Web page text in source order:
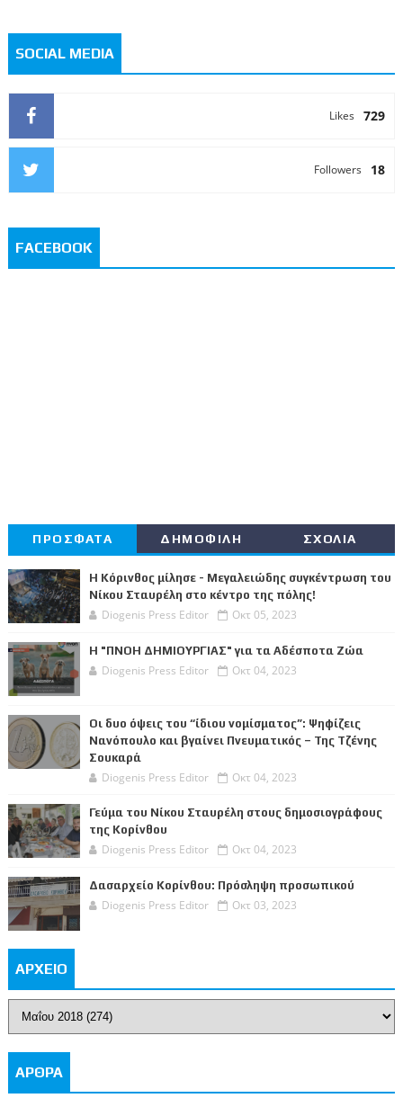
SOCIAL MEDIA
729
Likes
18
Followers
FACEBOOK
ΠΡΟΣΦΑΤΑ ΔΗΜΟΦΙΛΗ ΣΧΟΛΙΑ
Η Κόρινθος μίλησε - Μεγαλειώδης συγκέντρωση του
Νίκου Σταυρέλη στο κέντρο της πόλης!
Diogenis Press Editor Οκτ 05, 2023
Η "ΠΝΟΗ ΔΗΜΙΟΥΡΓΙΑΣ" για τα Αδέσποτα Ζώα
Diogenis Press Editor Οκτ 04, 2023
Οι δυο όψεις του “ίδιου νομίσματος”: Ψηφίζεις
Νανόπουλο και βγαίνει Πνευματικός – Της Τζένης
Σουκαρά
Diogenis Press Editor Οκτ 04, 2023
Γεύμα του Νίκου Σταυρέλη στους δημοσιογράφους
της Κορίνθου
Diogenis Press Editor Οκτ 04, 2023
Δασαρχείο Κορίνθου: Πρόσληψη προσωπικού
Diogenis Press Editor Οκτ 03, 2023
ΑΡΧΕΙΟ
ΑΡΘΡΑ